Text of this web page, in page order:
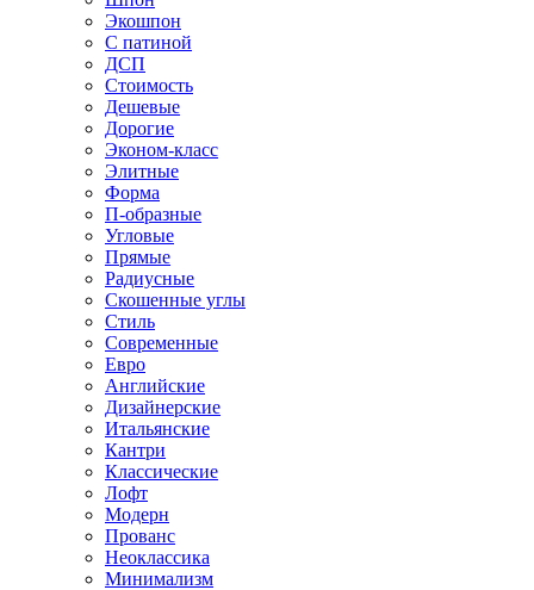
Экошпон
С патиной
ДСП
Стоимость
Дешевые
Дорогие
Эконом-класс
Элитные
Форма
П-образные
Угловые
Прямые
Радиусные
Скошенные углы
Стиль
Современные
Евро
Английские
Дизайнерские
Итальянские
Кантри
Классические
Лофт
Модерн
Прованс
Неоклассика
Минимализм